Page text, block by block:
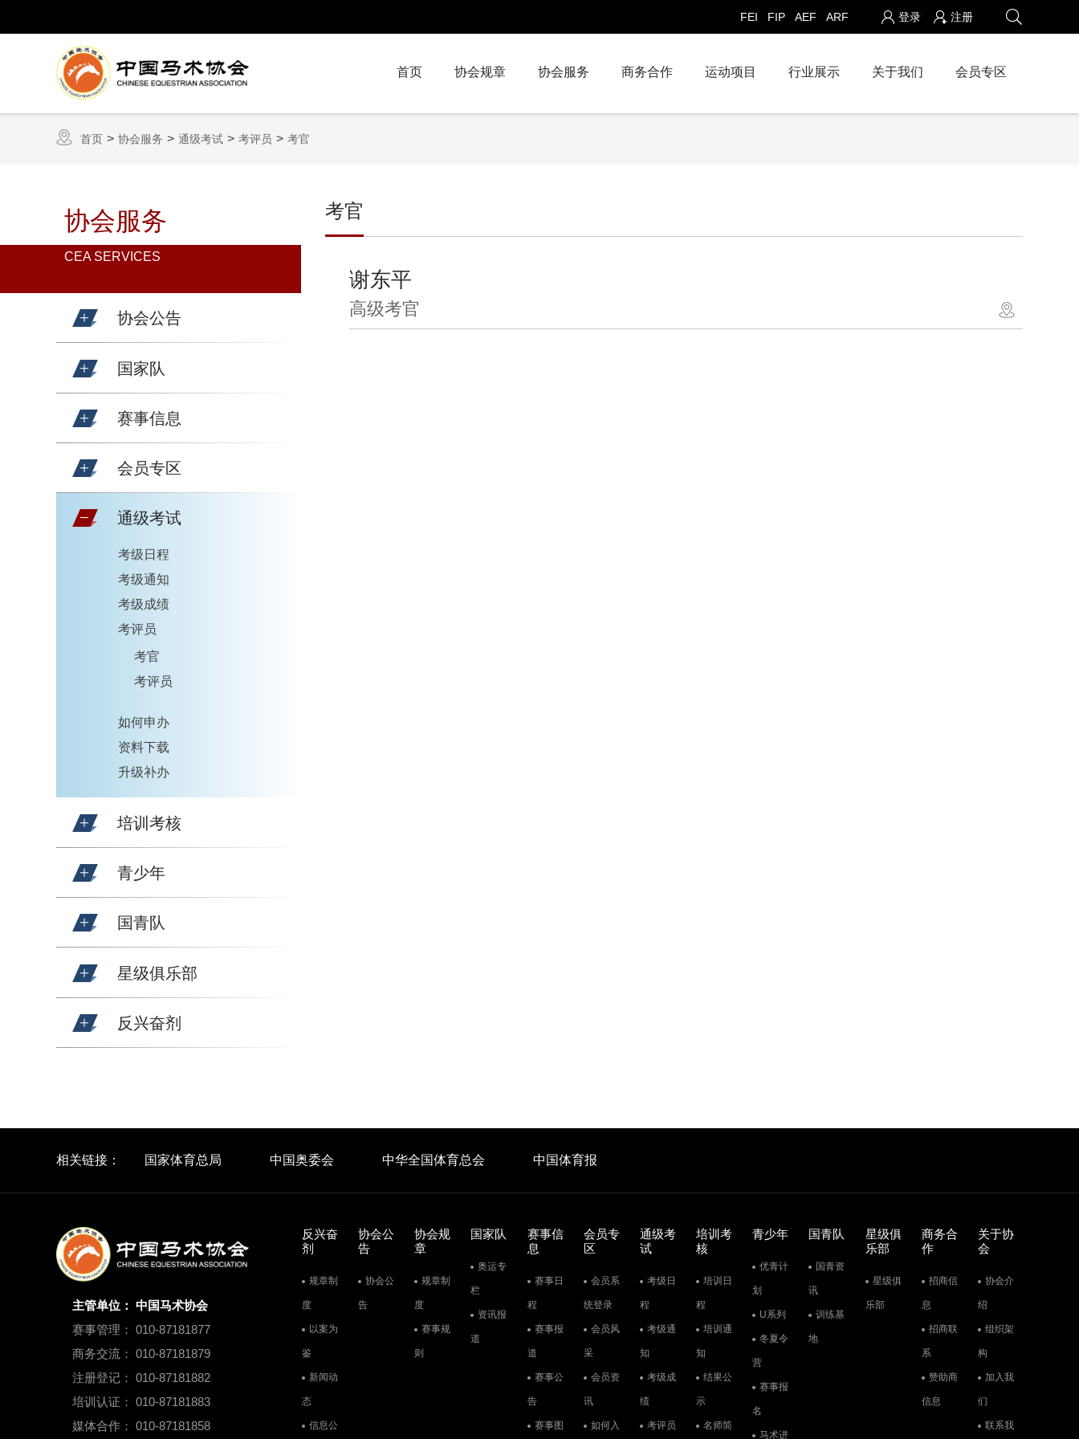
登录 注册
FEI FIP AEF ARF
首页 协会规章 协会服务 商务合作 运动项目 行业展示 关于我们 会员专区
首页 协会服务 通级考试 考评员 考官
协会服务
CEA SERVICES
协会公告
国家队
赛事信息
会员专区
通级考试
考级日程
考级通知
考级成绩
考评员
考官
考评员
如何申办
资料下载
升级补办
培训考核
青少年
国青队
星级俱乐部
反兴奋剂
考官
谢东平
高级考官
相关链接： 国家体育总局 中国奥委会 中华全国体育总会 中国体育报
主管单位： 中国马术协会
赛事管理： 010-87181877
商务交流： 010-87181879
注册登记： 010-87181882
培训认证： 010-87181883
媒体合作： 010-87181858
反兴奋
剂
规章制
度
以案为
鉴
新闻动
态
信息公
协会公
告
协会公
告
协会规
章
规章制
度
赛事规
则
国家队
奥运专
栏
资讯报
道
赛事信
息
赛事日
程
赛事报
道
赛事公
告
赛事图
会员专
区
会员系
统登录
会员风
采
会员资
讯
如何入
通级考
试
考级日
程
考级通
知
考级成
绩
考评员
培训考
核
培训日
程
培训通
知
结果公
示
名师简
青少年
优青计
划
U系列
冬夏令
营
赛事报
名
马术进
国青队
国青资
讯
训练基
地
星级俱
乐部
星级俱
乐部
商务合
作
招商信
息
招商联
系
赞助商
信息
关于协
会
协会介
绍
组织架
构
加入我
们
联系我